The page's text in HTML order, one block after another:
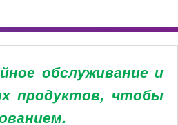
обслуживание и
продуктов, чтобы